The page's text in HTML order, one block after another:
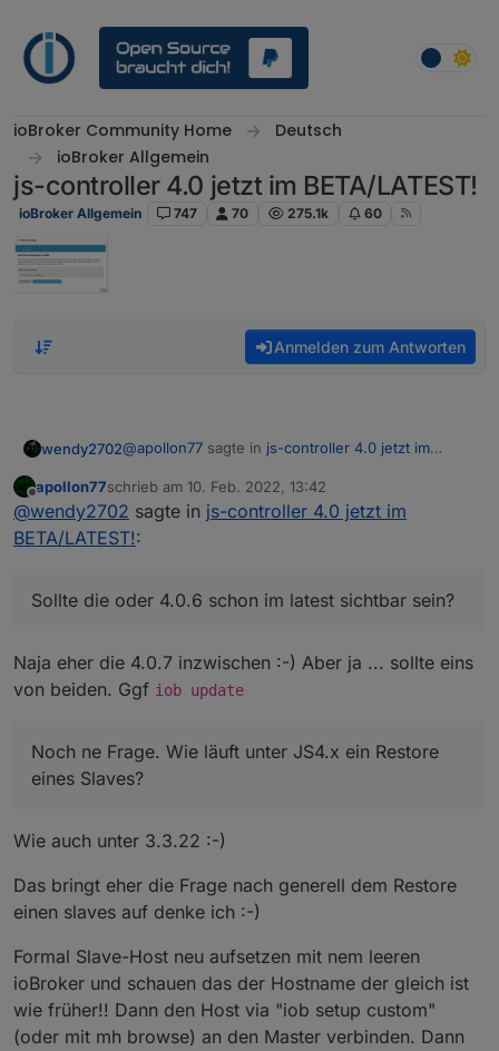
ioBroker Community Home
Deutsch
ioBroker Allgemein
js-controller 4.0 jetzt im BETA/LATEST!
ioBroker Allgemein 747 70 275.1k 60
Anmelden zum Antworten
wendy2702@apollon77 sagte in js-controller 4.0 jetzt im
Hey All
Erkennung
Sollte die oder 4.0.6 schon im latest sichtbar sein?
Noch ne Frage. Wie läuft unter JS4.x ein Restore
eines Slaves?
Offline
apollon77schrieb am 10. Feb. 2022, 13:42
zuletzt editiert von
@wendy2702 sagte in js-controller 4.0 jetzt im
BETA/LATEST!:
Sollte die oder 4.0.6 schon im latest sichtbar sein?
Naja eher die 4.0.7 inzwischen :-) Aber ja ... sollte eins
von beiden. Ggf iob update
Noch ne Frage. Wie läuft unter JS4.x ein Restore
eines Slaves?
Wie auch unter 3.3.22 :-)
Das bringt eher die Frage nach generell dem Restore
einen slaves auf denke ich :-)
Formal Slave-Host neu aufsetzen mit nem leeren
ioBroker und schauen das der Hostname der gleich ist
wie früher!! Dann den Host via "iob setup custom"
(oder mit mh browse) an den Master verbinden. Dann